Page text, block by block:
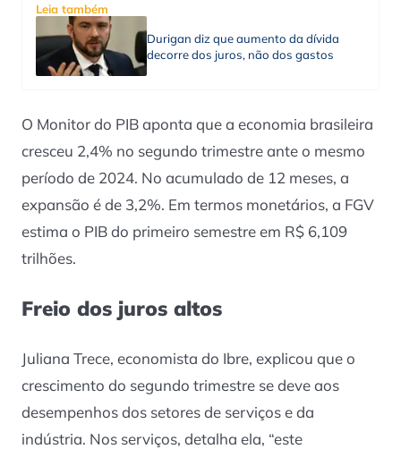
Leia também
Durigan diz que aumento da dívida
decorre dos juros, não dos gastos
O Monitor do PIB aponta que a economia brasileira
cresceu 2,4% no segundo trimestre ante o mesmo
período de 2024. No acumulado de 12 meses, a
expansão é de 3,2%. Em termos monetários, a FGV
estima o PIB do primeiro semestre em R$ 6,109
trilhões.
Freio dos juros altos
Juliana Trece, economista do Ibre, explicou que o
crescimento do segundo trimestre se deve aos
desempenhos dos setores de serviços e da
indústria. Nos serviços, detalha ela, “este